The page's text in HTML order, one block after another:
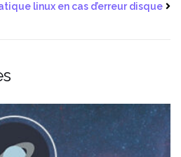
linux en cas d’erreur disque